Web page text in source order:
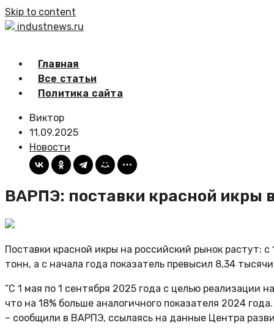
Skip to content
industnews.ru
Главная
Все статьи
Политика сайта
Виктор
11.09.2025
Новости
ВАРПЭ: поставки красной икры
Поставки красной икры на российский рынок растут:
тонн, а с начала года показатель превысил 8,34
“С 1 мая по 1 сентября 2025 года с целью реализации
что на 18% больше аналогичного показателя 2024
– сообщили в ВАРПЭ, ссылаясь на данные Центра